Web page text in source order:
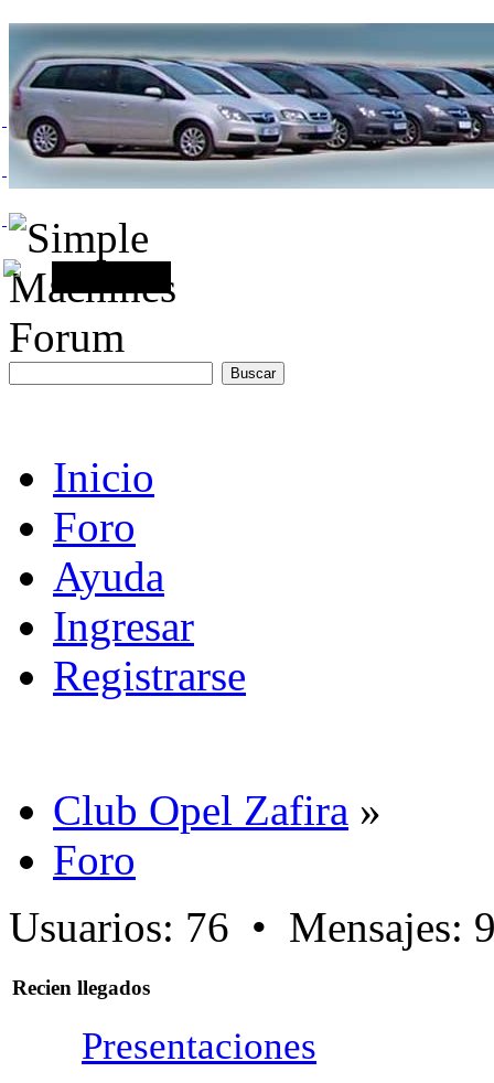
Inicio
Foro
Ayuda
Ingresar
Registrarse
Club Opel Zafira »
Foro
Usuarios: 76 • Mensajes:
Recien llegados
Presentaciones